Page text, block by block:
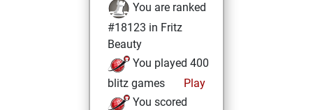
You are ranked
#18123 in Fritz
Beauty
You played 400
blitz games
Play
You scored